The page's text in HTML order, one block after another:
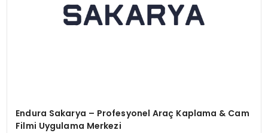
Endura Sakarya – Profesyonel Araç Kaplama & Cam
Filmi Uygulama Merkezi